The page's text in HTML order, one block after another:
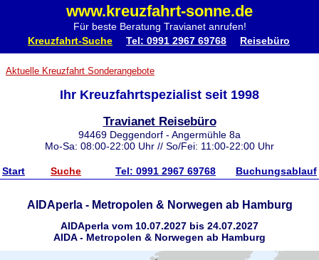
www.kreuzfahrt-sonne.de
Für beste Beratung Travianet anrufen!
Kreuzfahrt-Suche Tel: 0991 2967 69768 Reisebüro
Aktuelle Kreuzfahrt Sonderangebote
Ihr Kreuzfahrtspezialist seit 1998
Travianet Reisebüro
94469 Deggendorf - Angermühle 8a
Mo-Sa: 08:00-22:00 Uhr // So/Fei: 11:00-22:00 Uhr
Start Suche Tel: 0991 2967 69768 Buchungsablauf
AIDAperla - Metropolen & Norwegen ab Hamburg
AIDAperla vom 10.07.2027 bis 24.07.2027
AIDA - Metropolen & Norwegen ab Hamburg